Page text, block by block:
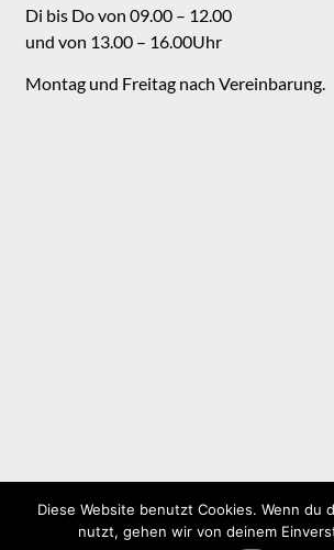
Di bis Do von 09.00 – 12.00
und von 13.00 – 16.00Uhr
Montag und Freitag nach Vereinbarung.
Diese Website benutzt Cookies. Wenn du
nutzt, gehen wir von deinem